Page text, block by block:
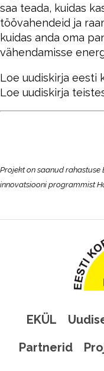
saa teada, kuidas
töövahendeid ja
kuidas anda oma
vähendamisse
Loe uudiskirja eesti
Loe uudiskirja
Projekt on saanud
innovatsiooni programmist
EKÜL
Partnerid